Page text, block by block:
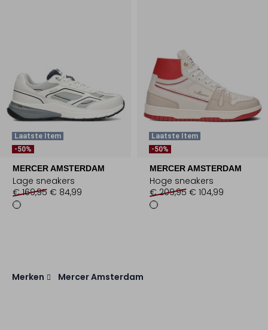
Laatste Item
-50%
MERCER AMSTERDAM
Lage sneakers
€ 169,95 € 84,99
Laatste Item
-50%
MERCER AMSTERDAM
Hoge sneakers
€ 209,95 € 104,99
Merken Mercer Amsterdam